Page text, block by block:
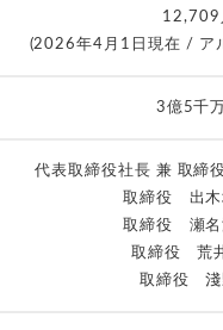
12,709
(2026年4月1日現在 / ア
3億5千
代表取締役社長 兼 取締
取締役 出木
取締役 瀬名
取締役 荒
取締役 淺